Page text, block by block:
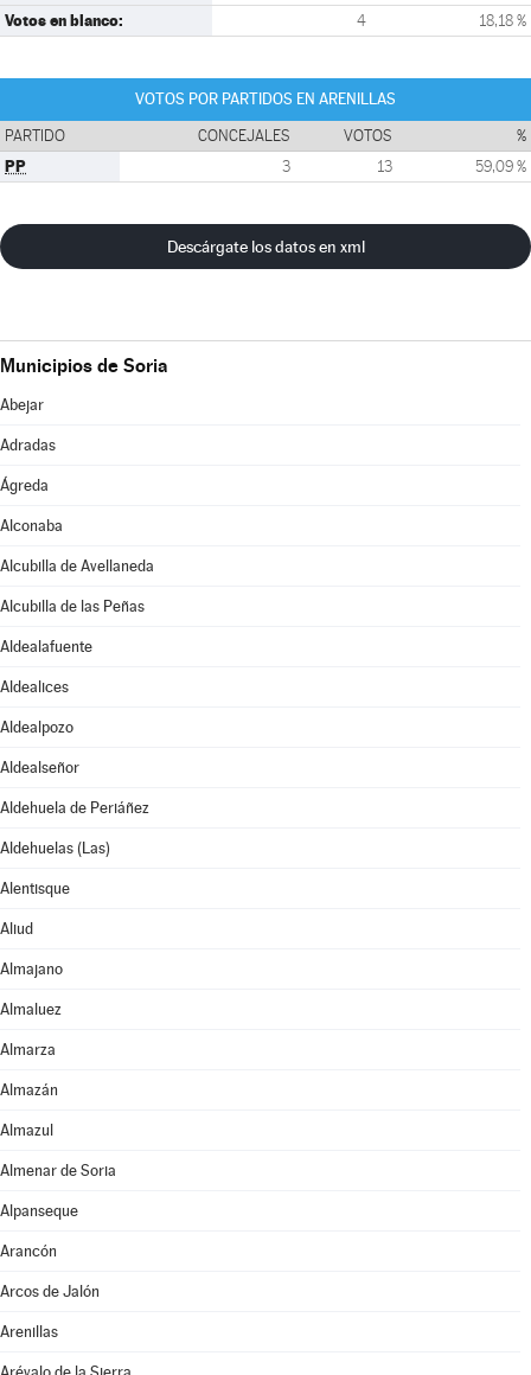
Votos en blanco: 4 18,18 %
VOTOS POR PARTIDOS EN ARENILLAS
PARTIDO CONCEJALES VOTOS %
PP 3 13 59,09 %
Descárgate los datos en xml
Municipios de Soria
Abejar
Adradas
Ágreda
Alconaba
Alcubilla de Avellaneda
Alcubilla de las Peñas
Aldealafuente
Aldealices
Aldealpozo
Aldealseñor
Aldehuela de Periáñez
Aldehuelas (Las)
Alentisque
Aliud
Almajano
Almaluez
Almarza
Almazán
Almazul
Almenar de Soria
Alpanseque
Arancón
Arcos de Jalón
Arenillas